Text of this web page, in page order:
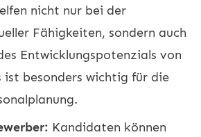
nicht nur bei der
Fähigkeiten, sondern auch
Entwicklungspotenzials von
ist besonders wichtig für die
Kandidaten können